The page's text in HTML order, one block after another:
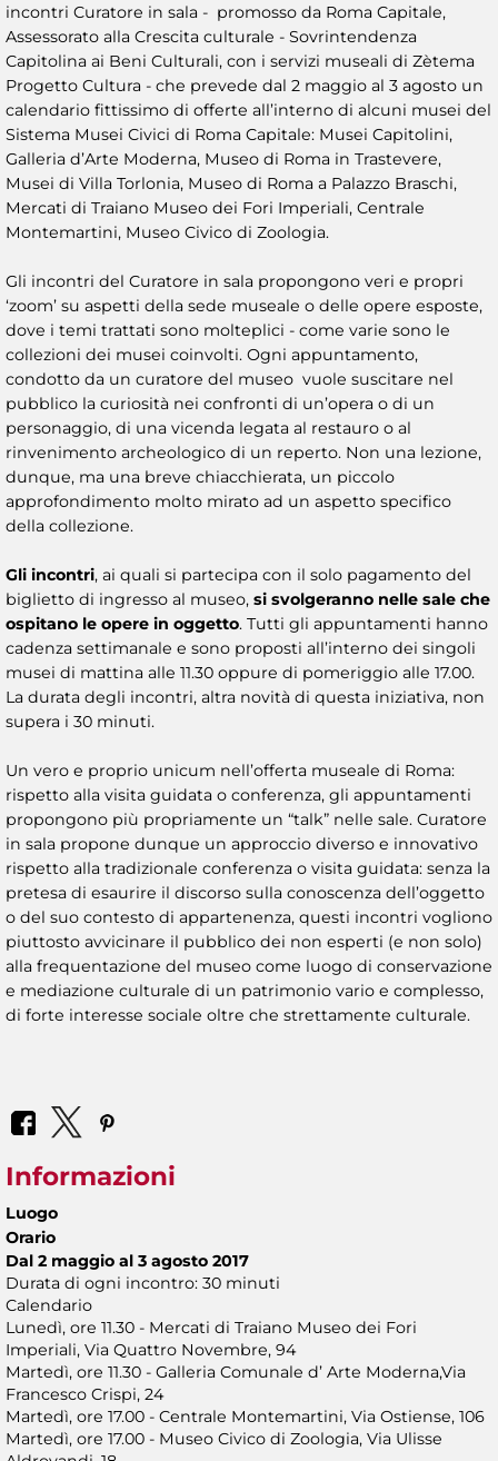
incontri Curatore in sala - promosso da Roma Capitale,
Assessorato alla Crescita culturale - Sovrintendenza
Capitolina ai Beni Culturali, con i servizi museali di Zètema
Progetto Cultura - che prevede dal 2 maggio al 3 agosto un
calendario fittissimo di offerte all’interno di alcuni musei del
Sistema Musei Civici di Roma Capitale: Musei Capitolini,
Galleria d’Arte Moderna, Museo di Roma in Trastevere,
Musei di Villa Torlonia, Museo di Roma a Palazzo Braschi,
Mercati di Traiano Museo dei Fori Imperiali, Centrale
Montemartini, Museo Civico di Zoologia.
Gli incontri del Curatore in sala propongono veri e propri
‘zoom’ su aspetti della sede museale o delle opere esposte,
dove i temi trattati sono molteplici - come varie sono le
collezioni dei musei coinvolti. Ogni appuntamento,
condotto da un curatore del museo vuole suscitare nel
pubblico la curiosità nei confronti di un’opera o di un
personaggio, di una vicenda legata al restauro o al
rinvenimento archeologico di un reperto. Non una lezione,
dunque, ma una breve chiacchierata, un piccolo
approfondimento molto mirato ad un aspetto specifico
della collezione.
Gli incontri, ai quali si partecipa con il solo pagamento del
biglietto di ingresso al museo, si svolgeranno nelle sale che
ospitano le opere in oggetto. Tutti gli appuntamenti hanno
cadenza settimanale e sono proposti all’interno dei singoli
musei di mattina alle 11.30 oppure di pomeriggio alle 17.00.
La durata degli incontri, altra novità di questa iniziativa, non
supera i 30 minuti.
Un vero e proprio unicum nell’offerta museale di Roma:
rispetto alla visita guidata o conferenza, gli appuntamenti
propongono più propriamente un “talk” nelle sale. Curatore
in sala propone dunque un approccio diverso e innovativo
rispetto alla tradizionale conferenza o visita guidata: senza la
pretesa di esaurire il discorso sulla conoscenza dell’oggetto
o del suo contesto di appartenenza, questi incontri vogliono
piuttosto avvicinare il pubblico dei non esperti (e non solo)
alla frequentazione del museo come luogo di conservazione
e mediazione culturale di un patrimonio vario e complesso,
di forte interesse sociale oltre che strettamente culturale.
Informazioni
Luogo
Orario
Dal 2 maggio al 3 agosto 2017
Durata di ogni incontro: 30 minuti
Calendario
Lunedì, ore 11.30 - Mercati di Traiano Museo dei Fori
Imperiali, Via Quattro Novembre, 94
Martedì, ore 11.30 - Galleria Comunale d’ Arte Moderna,Via
Francesco Crispi, 24
Martedì, ore 17.00 - Centrale Montemartini, Via Ostiense, 106
Martedì, ore 17.00 - Museo Civico di Zoologia, Via Ulisse